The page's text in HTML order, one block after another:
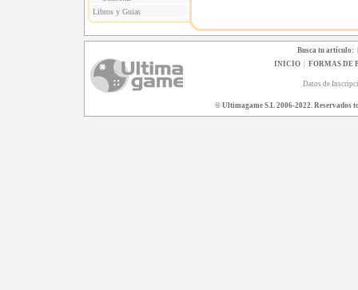
Libros y Guias
Busca tu artículo:
INICIO| FORMAS DE
Datos de
© Ultimagame S.L 2006-2022. Reservados